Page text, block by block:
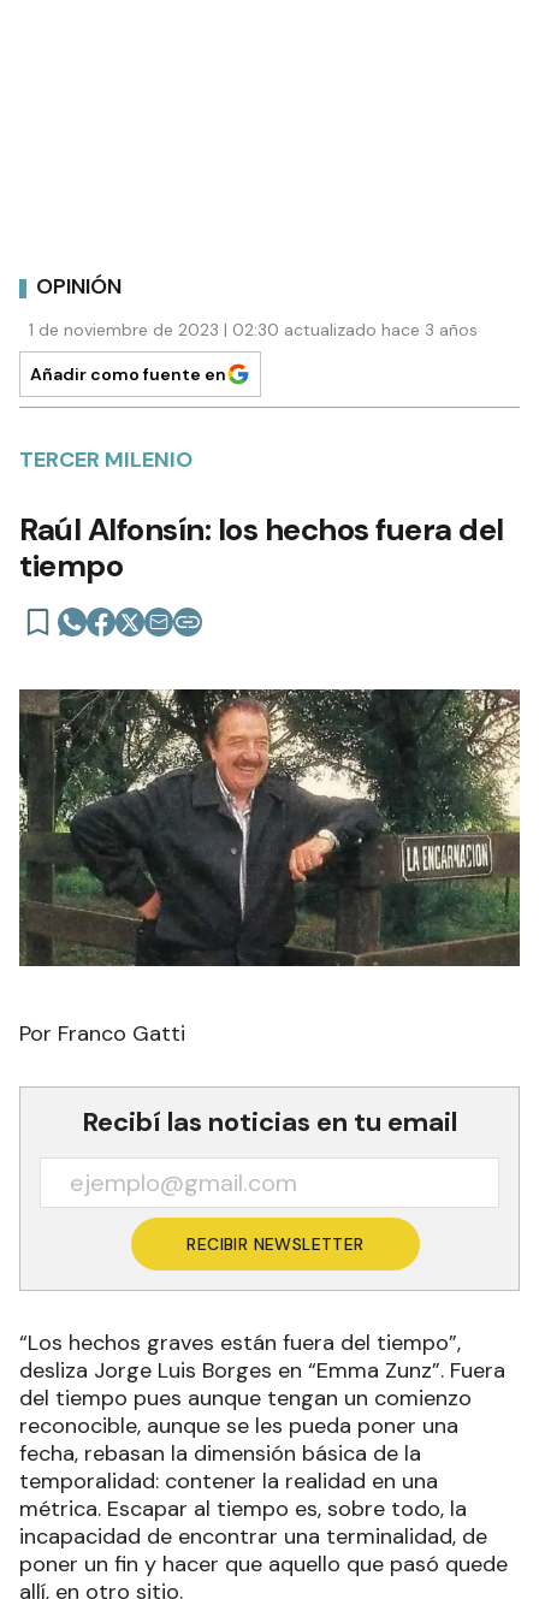
OPINIÓN
1 de noviembre de 2023 | 02:30 actualizado hace 3 años
Añadir como fuente en
TERCER MILENIO
Raúl Alfonsín: los hechos fuera del
tiempo
Por Franco Gatti
Recibí las noticias en tu email
RECIBIR NEWSLETTER
“Los hechos graves están fuera del tiempo”,
desliza Jorge Luis Borges en “Emma Zunz”. Fuera
del tiempo pues aunque tengan un comienzo
reconocible, aunque se les pueda poner una
fecha, rebasan la dimensión básica de la
temporalidad: contener la realidad en una
métrica. Escapar al tiempo es, sobre todo, la
incapacidad de encontrar una terminalidad, de
poner un fin y hacer que aquello que pasó quede
allí, en otro sitio.